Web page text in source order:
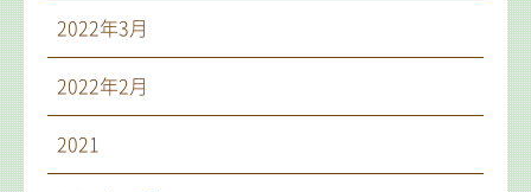
2022年3月
2022年2月
2021